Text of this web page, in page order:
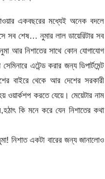
একবছরের মধ্যেই অনেক বদলে
সব শেষ… নুমার লাল ডায়েরিটার সব
আর নিশাতের সাথে কোন যোগাযোগ
এটেন্ড করার জন্য ডিপার্টমেন্ট
বাইরে থেকে আর দেশের সরকারী
করতে যেয়ে। মেয়েটার নাম
কি মনে করে যেন নিশাতের কথা
নিশাত একটা বারের জন্য জানালোও